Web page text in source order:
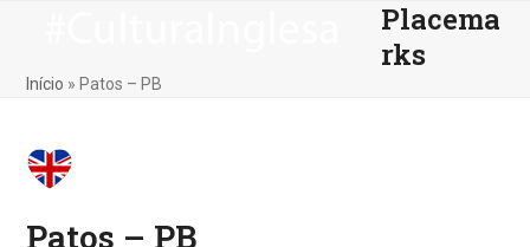
menu
menu
Placema
rks
Início » Patos – PB
Patos – PB